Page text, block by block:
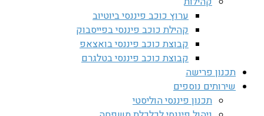
ערוץ כוכב פיננסי ביוטיוב
קהילת כוכב פיננסי בפייסבוק
קבוצת כוכב פיננסי בואצאפ
קבוצת כוכב פיננסי בטלגרם
תכנון פרישה
שירותים נוספים
תכנון פיננסי הוליסטי